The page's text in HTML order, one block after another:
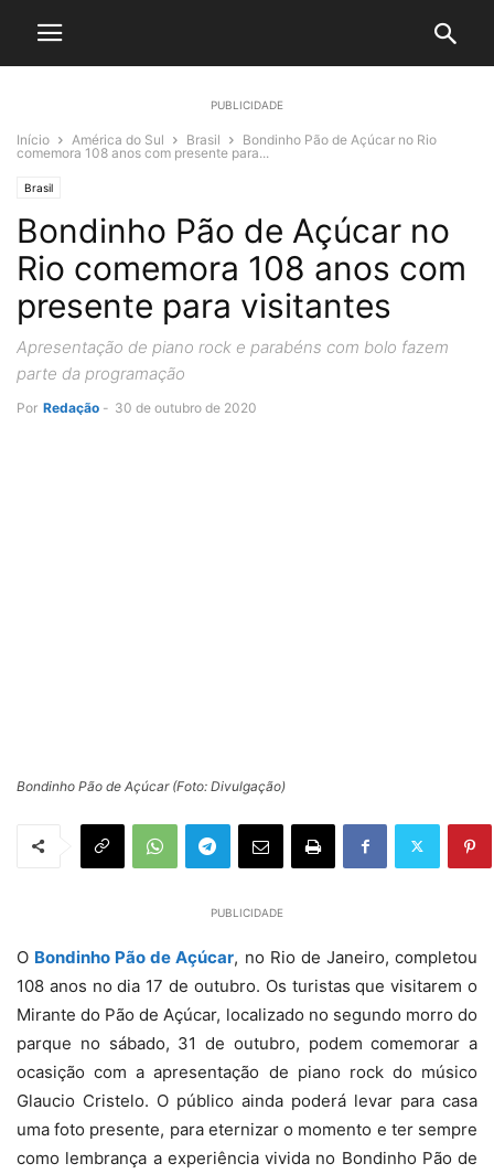
PUBLICIDADE
Início América do Sul Brasil
Bondinho Pão de Açúcar no Rio
comemora 108 anos com presente para...
Brasil
Bondinho Pão de Açúcar no
Rio comemora 108 anos com
presente para visitantes
Apresentação de piano rock e parabéns com bolo fazem
parte da programação
Por Redação - 30 de outubro de 2020
Bondinho Pão de Açúcar (Foto: Divulgação)
PUBLICIDADE
O Bondinho Pão de Açúcar, no Rio de Janeiro, completou
108 anos no dia 17 de outubro. Os turistas que visitarem o
Mirante do Pão de Açúcar, localizado no segundo morro do
parque no sábado, 31 de outubro, podem comemorar a
ocasição com a apresentação de piano rock do músico
Glaucio Cristelo. O público ainda poderá levar para casa
uma foto presente, para eternizar o momento e ter sempre
como lembrança a experiência vivida no Bondinho Pão de